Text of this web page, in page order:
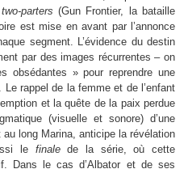
two-parters (Gun Frontier, la bataille
est mise en avant par l’annonce
segment. L’évidence du destin
par des images récurrentes – on
obsédantes » pour reprendre une
rappel de la femme et de l’enfant
et la quête de la paix perdue
(visuelle et sonore) d’une
long Marina, anticipe la révélation
le finalede la série, où cette
Dans le cas d’Albator et de ses